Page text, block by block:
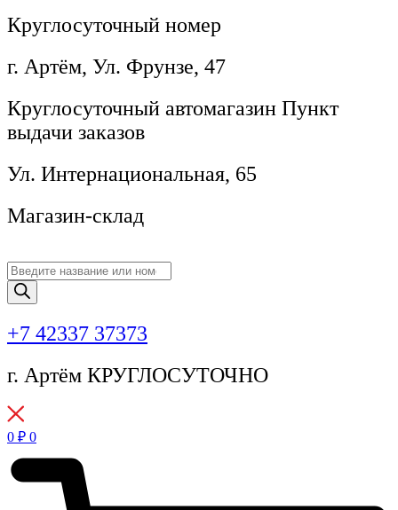
Круглосуточный номер
г. Артём, ​Ул. Фрунзе, 47
Круглосуточный автомагазин Пункт
выдачи заказов
Ул. Интернациональная, 65
Магазин-склад
Поиск
товаров
+7 42337 37373
г. Артём КРУГЛОСУТОЧНО
0 ₽ 0